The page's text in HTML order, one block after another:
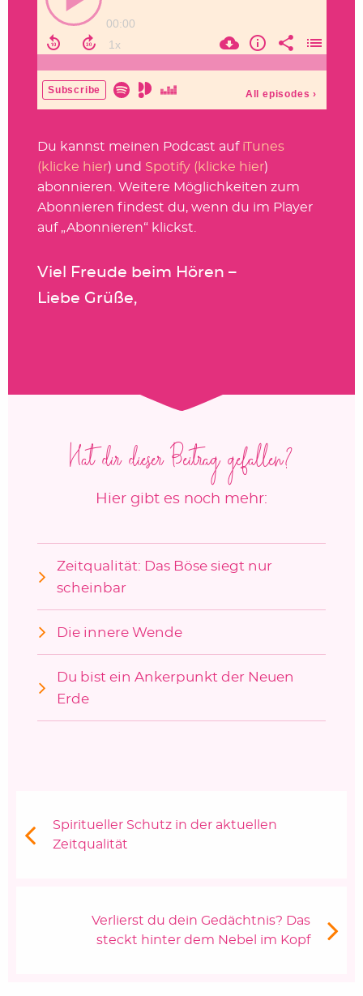
Du kannst meinen Podcast auf iTunes
(klicke hier) und Spotify (klicke hier)
abonnieren. Weitere Möglichkeiten zum
Abonnieren findest du, wenn du im Player
auf „Abonnieren“ klickst.
Viel Freude beim Hören –
Liebe Grüße,
Hat dir dieser Beitrag gefallen?
Hier gibt es noch mehr:
Zeitqualität: Das Böse siegt nur
scheinbar
Die innere Wende
Du bist ein Ankerpunkt der Neuen
Erde
Vorheriger Beitrag:
Spiritueller Schutz in der aktuellen
Zeitqualität
Nächster Beitrag
Verlierst du dein Gedächtnis? Das
steckt hinter dem Nebel im Kopf